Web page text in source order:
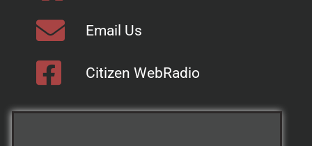
Email Us
Citizen WebRadio